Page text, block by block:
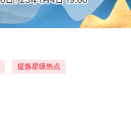
提炼星级热点